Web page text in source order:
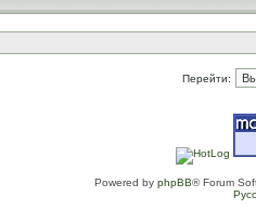
Перейти:
Powered by phpBB® Forum